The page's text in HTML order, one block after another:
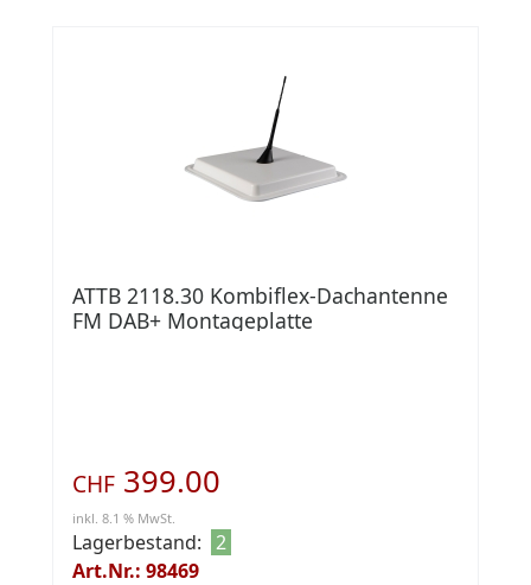
ATTB 2118.30 Kombiflex-Dachantenne
FM DAB+ Montageplatte
CHF 399.00
inkl. 8.1 % MwSt.
Lagerbestand: 2
Art.Nr.: 98469